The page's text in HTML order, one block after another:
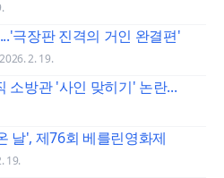
극장판 진격의 거인 완결편'
2026. 2. 19.
소방관 '사인 맞히기' 논란...
날', 제76회 베를린영화제
19.